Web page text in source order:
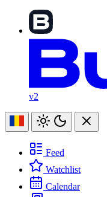
v2
Feed
Watchlist
Calendar